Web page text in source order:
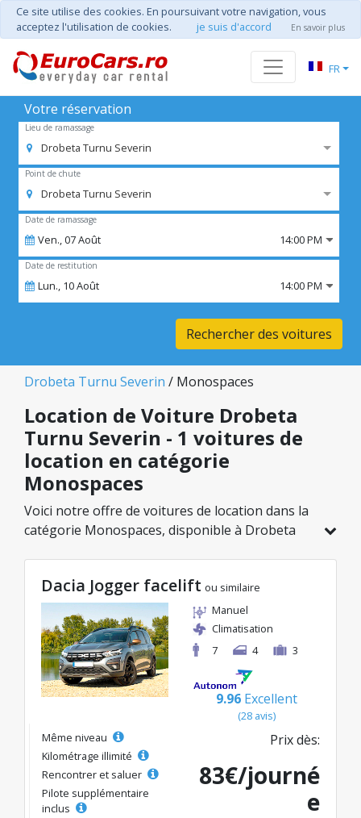
Ce site utilise des cookies. En poursuivant votre navigation, vous
acceptez l'utilisation de cookies.
je suis d'accord En savoir plus
FR
Votre réservation
Lieu de ramassage
Drobeta Turnu Severin
Point de chute
Drobeta Turnu Severin
Date de ramassage
Ven.,07Août 14:00 PM
Date de restitution
Lun., 10Août 14:00 PM
Rechercher des voitures
Drobeta Turnu Severin / Monospaces
Location de Voiture Drobeta
Turnu Severin - 1 voitures de
location en catégorie
Monospaces
Voici notre offre de voitures de location dans la
catégorie Monospaces, disponible à Drobeta
idéal dans la catégorie sélectionnée, avec des
tarifs avantageux débutant à seulement
83€/jour.
Dacia Jogger facelift ou similaire
Manuel
Climatisation
7
4 3
9.96 Excellent
(28 avis)
Même niveau
Kilométrage illimité
Rencontrer et saluer
Pilote supplémentaire
inclus
Prix dès:
83€/journé
e